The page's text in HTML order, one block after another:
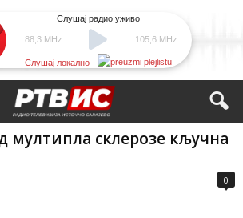
88,3 MHz
Слушај радио уживо
105,6 MHz
Слушај локално
мултипла склерозе кључна
0